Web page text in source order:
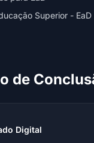
Superior - EaD
de
Digital